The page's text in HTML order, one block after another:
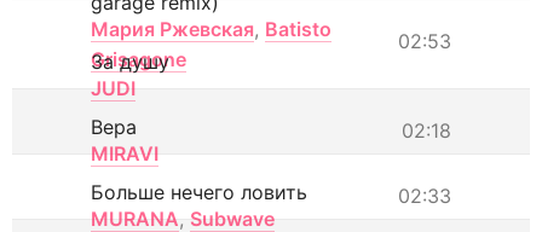
Мария Ржевская, Batisto
Grisagone
02:53
За душу
JUDI
02:18
Вера
MIRAVI
02:33
Больше нечего ловить
MURANA, Subwave